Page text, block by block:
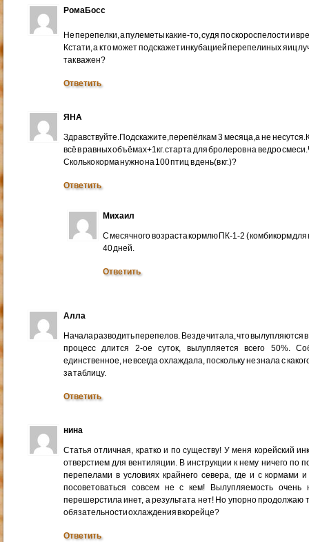
РомаБосс
Не перепелки, а пулеметы какие-то, судя по скороспелости и
Кстати, а кто может подскажет инкубацией перепелиных яиц
так важен?
Ответить
ЯНА
Здравствуйте.Подскажите,перепёлкам 3 месяца,а не
всё в равных объёмах+1кг. старта для бролеров на ведро
Сколько корма нужно на 100 птиц в день(в кг.)?
Ответить
Михаил
С месячного возраста кормлю ПК-1-2 ( комбикорм
40 дней.
Ответить
Алла
Начала разводить перепелов. Везде читала, что вылупляются
процесс длится 2-ое суток, вылупляется всего 50%.
единственное, не всегда охлаждала, поскольку не знала с
за таблицу.
Ответить
нина
Статья отличная, кратко и по существу! У меня корейский
отверстием для вентиляции. В инструкции к нему ничего по
перепелами в условиях крайнего севера, где и с
посоветоваться совсем не с кем! Вылупляемость очень
перешерстила инет, а результата нет! Но упорно продолжаю
обязательности охлаждения в корейце?
Ответить